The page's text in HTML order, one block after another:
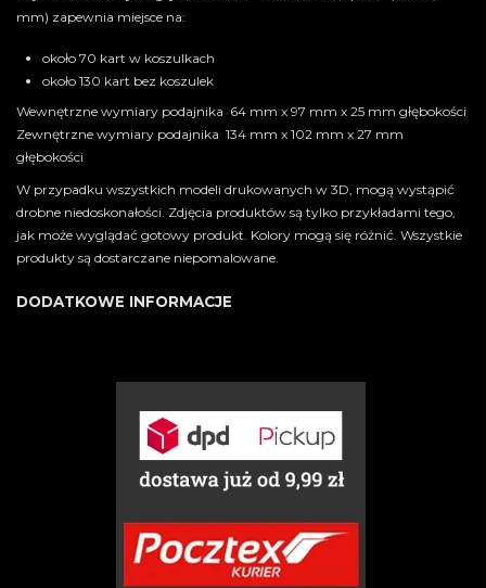
mm) zapewnia miejsce na:
około 70 kart w koszulkach
około 130 kart bez koszulek
Wewnętrzne wymiary podajnika 64 mm x 97 mm x 25 mm głębokości
Zewnętrzne wymiary podajnika 134 mm x 102 mm x 27 mm
głębokości
W przypadku wszystkich modeli drukowanych w 3D, mogą wystąpić
drobne niedoskonałości. Zdjęcia produktów są tylko przykładami tego,
jak może wyglądać gotowy produkt. Kolory mogą się różnić. Wszystkie
produkty są dostarczane niepomalowane.
DODATKOWE INFORMACJE